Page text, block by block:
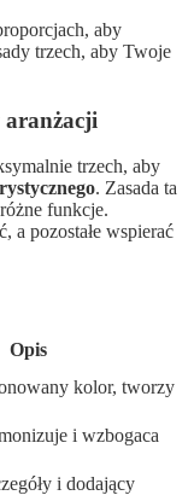
aby
trzech, aby Twoje
aranżacji
trzech, aby
. Zasada ta
funkcje.
a pozostałe wspierać
Opis
kolor, tworzy
i wzbogaca
i dodający